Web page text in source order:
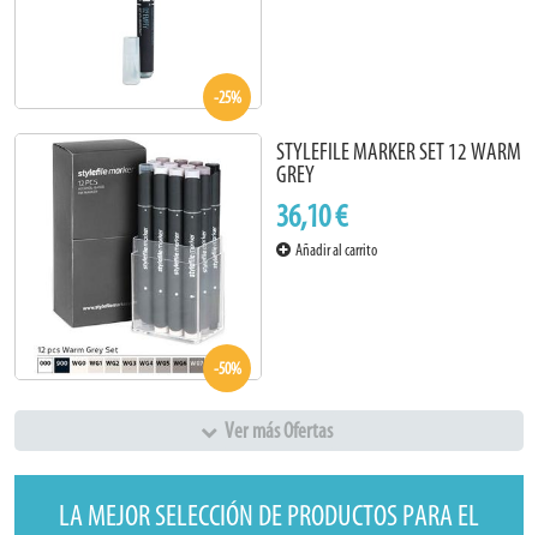
-25%
-50%
STYLEFILE MARKER SET 12 WARM
GREY
36,10 €
Añadir al carrito
Ver más Ofertas
LA MEJOR SELECCIÓN DE PRODUCTOS PARA EL